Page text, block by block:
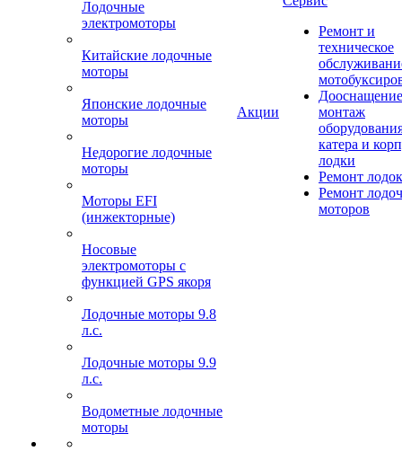
Лодочные
электромоторы
Китайские лодочные
моторы
Японские лодочные
моторы
Недорогие лодочные
моторы
Моторы EFI
(инжекторные)
Носовые
электромоторы с
функцией GPS якоря
Лодочные моторы 9.8
л.с.
Лодочные моторы 9.9
л.с.
Водометные лодочные
моторы
Акции
Ремонт и
техническое
монтаж
катера и
лодки
Ремонт
Ремонт
моторов